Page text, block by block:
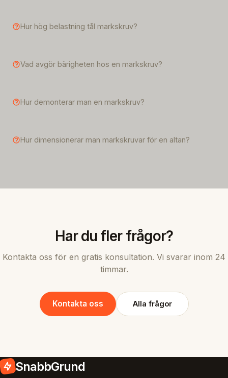
Hur hög belastning tål markskruv?
Vad avgör bärigheten hos en markskruv?
Hur demonterar man en markskruv?
Hur dimensionerar man markskruvar för en altan?
Har du fler frågor?
Kontakta oss för en gratis konsultation. Vi svarar inom 24
timmar.
Kontakta oss Alla frågor
SnabbGrund